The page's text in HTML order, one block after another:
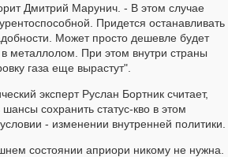
Дмитрий Марунич. - В этом случае
Придется останавливать
Может просто дешевле будет
в металлолом. При этом внутри страны
газа еще вырастут".
эксперт Руслан Бортник считает,
сохранить статус-кво в этом
- изменении внутренней политики.
состоянии априори никому не нужна.